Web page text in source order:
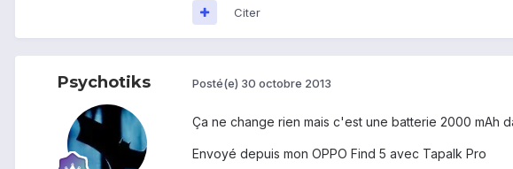
Citer
Psychotiks Posté(e) 30 octobre 2013
Ça ne change rien mais c'est une batterie 2000 mAh
Envoyé depuis mon OPPO Find 5 avec Tapalk Pro